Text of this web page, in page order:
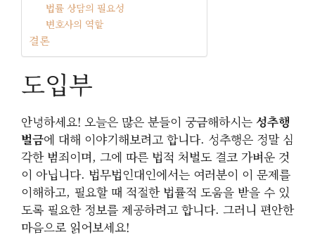
법률 상담의 필요성
변호사의 역할
결론
도입부
안녕하세요! 오늘은 많은 분들이 궁금해하시는 성추행
벌금에 대해 이야기해보려고 합니다. 성추행은 정말 심
각한 범죄이며, 그에 따른 법적 처벌도 결코 가벼운 것
이 아닙니다. 법무법인대인에서는 여러분이 이 문제를
이해하고, 필요할 때 적절한 법률적 도움을 받을 수 있
도록 필요한 정보를 제공하려고 합니다. 그러니 편안한
마음으로 읽어보세요!